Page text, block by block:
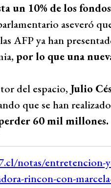
un 10% de los
aseveró
AFP ya han
por lo que una
del espacio, Julio
que se han
60 mil millones.